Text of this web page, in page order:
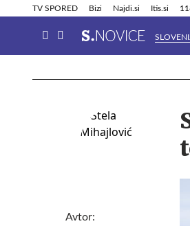
TV SPORED Bizi Najdi.si Itis.si
Info in obvestila
Avtor: